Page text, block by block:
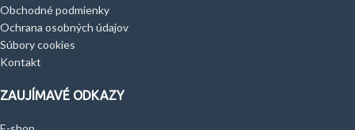
Obchodné podmienky
Ochrana osobných údajov
Súbory cookies
Kontakt
ZAUJÍMAVÉ ODKAZY